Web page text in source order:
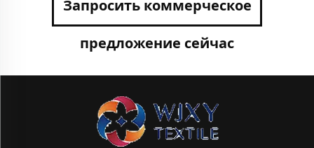
Запросить коммерческое
предложение сейчас